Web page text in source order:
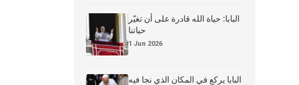
البابا: حياة الله قادرة على أن تغيّر
حياتنا
1 Jun 2026
البابا يركع في المكان الذي نجا فيه